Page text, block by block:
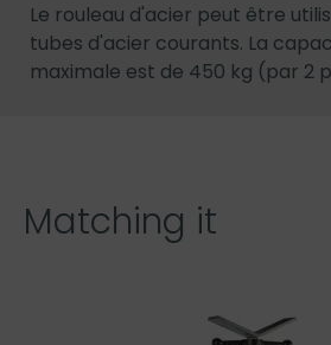
Le rouleau d'acier peut être
tubes d'acier courants. La
maximale est de 450 kg (par 2
Matching it